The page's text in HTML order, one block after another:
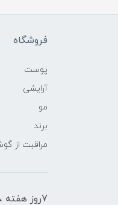
فروشگاه
پوست
آرایشی
مو
برند
مراقبت از